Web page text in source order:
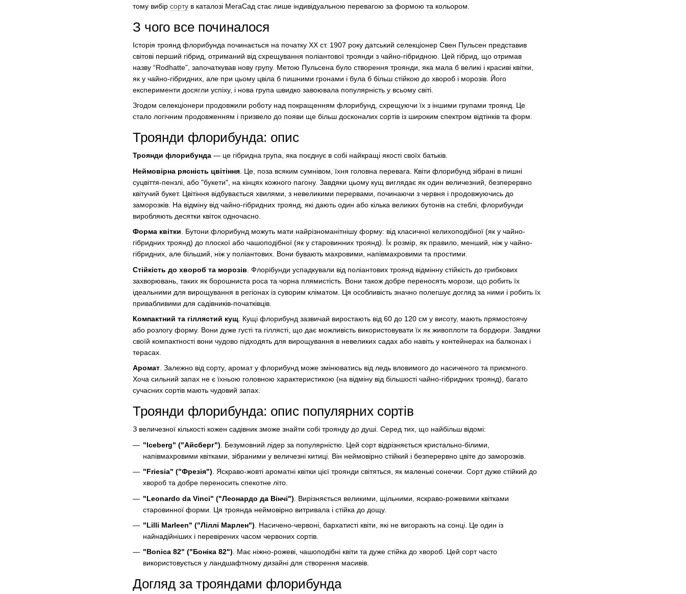
тому вибір сорту в каталозі МегаСад стає лише індивідуальною перевагою за формою та кольором.
З чого все починалося
Історія троянд флорибунда починається на початку XX ст. 1907 року датський селекціонер Свен Пульсен представив
світові перший гібрид, отриманий від схрещування поліантової троянди з чайно-гібридною. Цей гібрид, що отримав
назву “Rodhatte”, започаткував нову групу. Метою Пульсена було створення троянди, яка мала б великі і красиві квітки,
як у чайно-гібридних, але при цьому цвіла б пишними гронами і була б більш стійкою до хвороб і морозів. Його
експерименти досягли успіху, і нова група швидко завоювала популярність у всьому світі.
Згодом селекціонери продовжили роботу над покращенням флорибунд, схрещуючи їх з іншими групами троянд. Це
стало логічним продовженням і призвело до появи ще більш досконалих сортів із широким спектром відтінків та форм.
Троянди флорибунда: опис
Троянди флорибунда — це гібридна група, яка поєднує в собі найкращі якості своїх батьків.
Неймовірна рясність цвітіння . Це, поза всяким сумнівом, їхня головна перевага. Квіти флорибунд зібрані в пишні
суцвіття-пензлі, або "букети", на кінцях кожного пагону. Завдяки цьому кущ виглядає як один величезний, безперервно
квітучий букет. Цвітіння відбувається хвилями, з невеликими перервами, починаючи з червня і продовжуючись до
заморозків. На відміну від чайно-гібридних троянд, які дають один або кілька великих бутонів на стеблі, флорибунди
виробляють десятки квіток одночасно.
Форма квітки . Бутони флорибунд можуть мати найрізноманітнішу форму: від класичної келихоподібної (як у чайно-
гібридних троянд) до плоскої або чашоподібної (як у старовинних троянд). Їх розмір, як правило, менший, ніж у чайно-
гібридних, але більший, ніж у поліантових. Вони бувають махровими, напівмахровими та простими.
Стійкість до хвороб та морозів . Флорібунди успадкували від поліантових троянд відмінну стійкість до грибкових
захворювань, таких як борошниста роса та чорна плямистість. Вони також добре переносять морози, що робить їх
ідеальними для вирощування в регіонах із суворим кліматом. Ця особливість значно полегшує догляд за ними і робить їх
привабливими для садівників-початківців.
Компактний та гіллястий кущ . Кущі флорибунд зазвичай виростають від 60 до 120 см у висоту, мають прямостоячу
або розлогу форму. Вони дуже густі та гіллясті, що дає можливість використовувати їх як живоплоти та бордюри. Завдяки
своїй компактності вони чудово підходять для вирощування в невеликих садах або навіть у контейнерах на балконах і
терасах.
Аромат. Залежно від сорту, аромат у флорибунд може змінюватись від ледь вловимого до насиченого та приємного.
Хоча сильний запах не є їхньою головною характеристикою (на відміну від більшості чайно-гібридних троянд), багато
сучасних сортів мають чудовий запах.
Троянди флорибунда: опис популярних сортів
З величезної кількості кожен садівник зможе знайти собі троянду до душі. Серед тих, що найбільш відомі:
"Iceberg" ("Айсберг") . Безумовний лідер за популярністю. Цей сорт відрізняється кристально-білими,
напівмахровими квітками, зібраними у величезні китиці. Він неймовірно стійкий і безперервно цвіте до заморозків.
"Friesia" ("Фрезія") . Яскраво-жовті ароматні квітки цієї троянди світяться, як маленькі сонечки. Сорт дуже стійкий до
хвороб та добре переносить спекотне літо.
"Leonardo da Vinci" ("Леонардо да Вінчі") . Вирізняється великими, щільними, яскраво-рожевими квітками
старовинної форми. Ця троянда неймовірно витривала і стійка до дощу.
"Lilli Marleen" ("Ліллі Марлен") . Насичено-червоні, бархатисті квіти, які не вигорають на сонці. Це один із
найнадійніших і перевірених часом червоних сортів.
"Bonica 82" ("Боніка 82"). Має ніжно-рожеві, чашоподібні квіти та дуже стійка до хвороб. Цей сорт часто
використовується у ландшафтному дизайні для створення масивів.
Догляд за трояндами флорибунда